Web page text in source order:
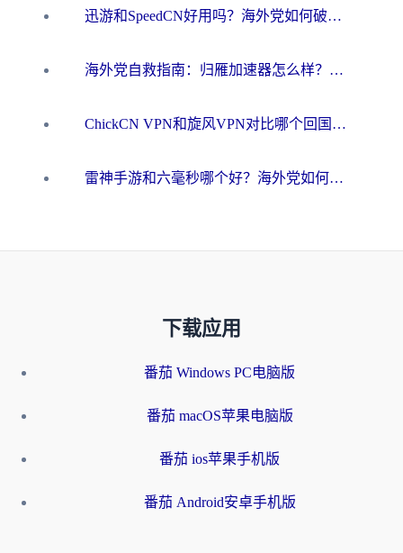
迅游和SpeedCN好用吗？海外党如何破解那道看不见的墙
海外党自救指南：归雁加速器怎么样？教你避开坑实现国内资源无缝访问
ChickCN VPN和旋风VPN对比哪个回国效果更好？海外用户的选择困境与出路
雷神手游和六毫秒哪个好？海外党如何真正解锁国内资源
下载应用
番茄 Windows PC电脑版
番茄 macOS苹果电脑版
番茄 ios苹果手机版
番茄 Android安卓手机版